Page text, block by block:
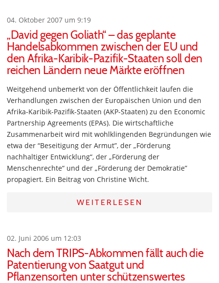
04. Oktober 2007 um 9:19
„David gegen Goliath“ – das geplante
Handelsabkommen zwischen der EU und
den Afrika-Karibik-Pazifik-Staaten soll den
reichen Ländern neue Märkte eröffnen
Weitgehend unbemerkt von der Öffentlichkeit laufen die
Verhandlungen zwischen der Europäischen Union und den
Afrika-Karibik-Pazifik-Staaten (AKP-Staaten) zu den Economic
Partnership Agreements (EPAs). Die wirtschaftliche
Zusammenarbeit wird mit wohlklingenden Begründungen wie
etwa der “Beseitigung der Armut”, der „Förderung
nachhaltiger Entwicklung“, der „Förderung der
Menschenrechte“ und der „Förderung der Demokratie”
propagiert. Ein Beitrag von Christine Wicht.
WEITERLESEN
02. Juni 2006 um 12:03
Nach dem TRIPS-Abkommen fällt auch die
Patentierung von Saatgut und
Pflanzensorten unter schützenswertes